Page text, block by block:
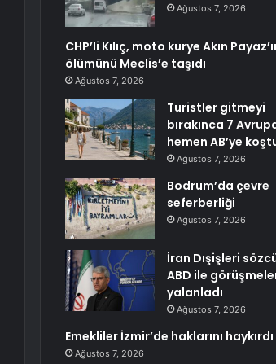
Ağustos 7, 2026
CHP’li Kılıç, moto kurye Akın
ölümünü Meclis’e taşıdı
Ağustos 7, 2026
Turistler gitmeyi
bırakınca 7
hemen AB’ye
Ağustos 7, 2026
Bodrum’da çevre
seferberliği
Ağustos 7, 2026
İran Dışişleri
ABD ile
yalanladı
Ağustos 7, 2026
Emekliler İzmir’de haklarını haykırdı
Ağustos 7, 2026